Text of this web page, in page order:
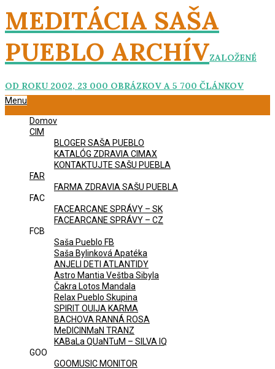
Skip
to
content
MEDITÁCIA SAŠA
PUEBLO ARCHÍVZALOŽENÉ
OD ROKU 2002, 23 000 OBRÁZKOV A 5 700 ČLÁNKOV
Primary
Menu
Domov
CIM
BLOGER SAŠA PUEBLO
KATALÓG ZDRAVIA CIMAX
KONTAKTUJTE SAŠU PUEBLA
FAR
FARMA ZDRAVIA SAŠU PUEBLA
FAC
FACEARCANE SPRÁVY – SK
FACEARCANE SPRÁVY – CZ
FCB
Saša Pueblo FB
Saša Bylinková Apatéka
ANJELI DETI ATLANTIDY
Astro Mantia Veštba Sibyla
Čakra Lotos Mandala
Relax Pueblo Skupina
SPIRIT OUIJA KARMA
BACHOVA RANNÁ ROSA
MeDICINMaN TRANZ
KABaLa QUaNTuM – SILVA IQ
GOO
GOOMUSIC MONITOR